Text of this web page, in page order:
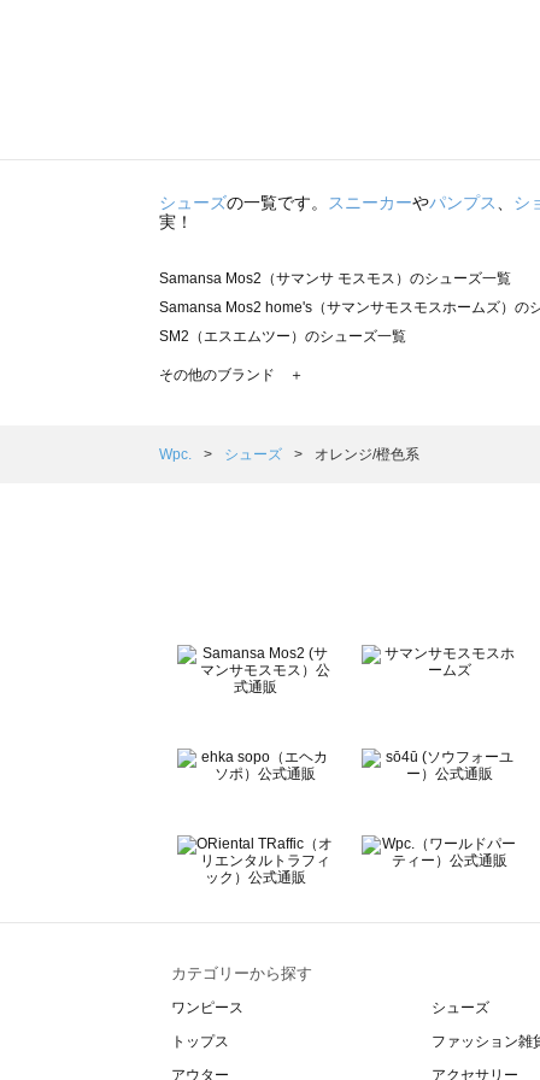
シューズの一覧です。 スニーカーやパンプス
シ
実！
Samansa Mos2（サマンサ モスモス）のシューズ一覧
Samansa Mos2 home's（サマンサモスモスホームズ）の
SM2（エスエムツー）のシューズ一覧
TSUHARU by Samansa Mos2（ツハルバイサマンサモス
Samansa Mos2 Lagom（サマンサモスモス ラーゴム）の
BETTY'S BLUE（べティーズブルー）のシューズ一覧
Wpc.（ワールドパーティー）のシューズ一覧
その他のブランド ＋
Wpc. シューズ オレンジ/橙色系
カテゴリーから探す
ワンピース
トップス
アウター
シューズ
ファッション雑
アクセサリー